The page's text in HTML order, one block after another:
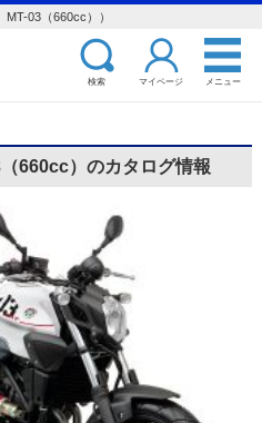
03（660cc））
検索 マイページ メニュー
660cc）のカタログ情報